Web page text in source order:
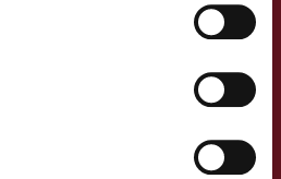
vi danska smørrebrød,
ett stort utbud av Brännvin
rågbröd med en